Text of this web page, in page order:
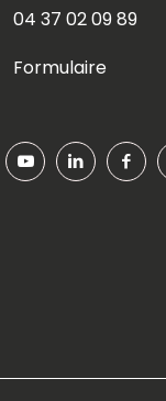
04 37 02 09 89
Formulaire